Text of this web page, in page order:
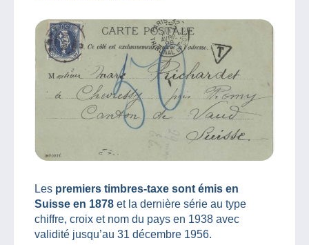
Les premiers timbres-taxe sont émis en
Suisse en 1878 et la dernière série au type
chiffre, croix et nom du pays en 1938 avec
validité jusqu’au 31 décembre 1956.